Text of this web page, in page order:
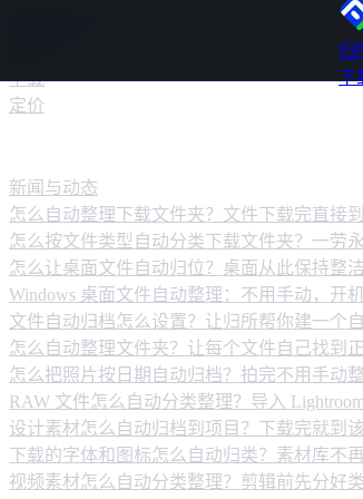
归
下
下载
定价
新闻与动态
怎么自动整理下载文件夹？文件下载完直接
怎么按文件类型自动分类下载文件夹？一劳
怎么让桌面文件自动归位？桌面从此保持整洁
Windows 桌面文件自动整理：不用手动，开
文件自动归档怎么设置？让归所帮你建一个
怎么自动整理文件夹？让每个文件自己找到
怎么把照片按日期自动归档？拍完不用手动
RAW 文件怎么自动分类整理？导入
设计素材怎么自动归档到项目？下载完就到
下载的字体和图标怎么自动归类？素材库不
视频素材怎么自动分类整理？剪辑前先分好类